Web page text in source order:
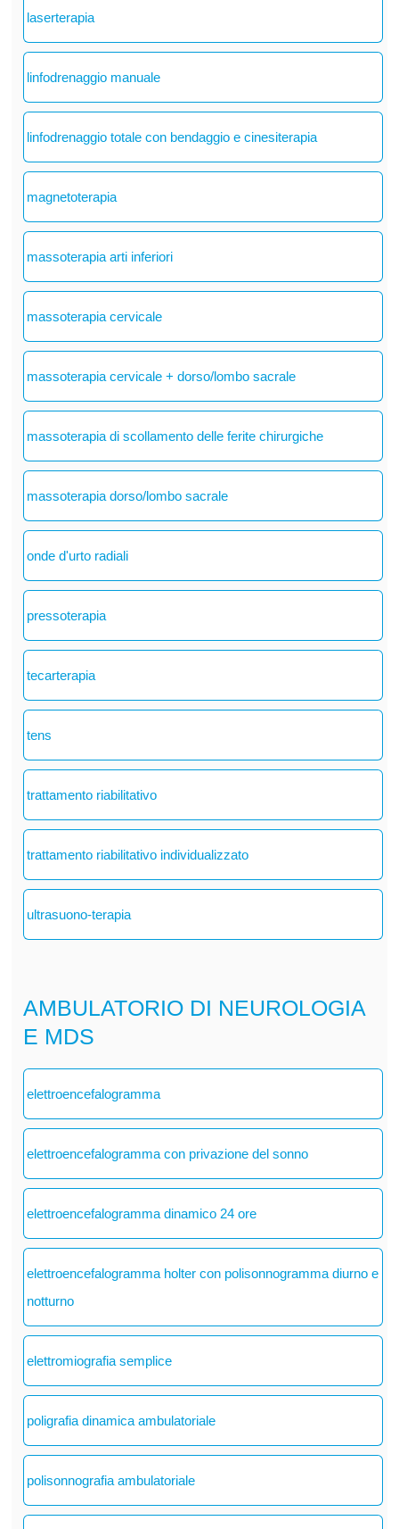
laserterapia
linfodrenaggio manuale
linfodrenaggio totale con bendaggio e cinesiterapia
magnetoterapia
massoterapia arti inferiori
massoterapia cervicale
massoterapia cervicale + dorso/lombo sacrale
massoterapia di scollamento delle ferite chirurgiche
massoterapia dorso/lombo sacrale
onde d'urto radiali
pressoterapia
tecarterapia
tens
trattamento riabilitativo
trattamento riabilitativo individualizzato
ultrasuono-terapia
AMBULATORIO DI NEUROLOGIA
E MDS
elettroencefalogramma
elettroencefalogramma con privazione del sonno
elettroencefalogramma dinamico 24 ore
elettroencefalogramma holter con polisonnogramma diurno e
notturno
elettromiografia semplice
poligrafia dinamica ambulatoriale
polisonnografia ambulatoriale